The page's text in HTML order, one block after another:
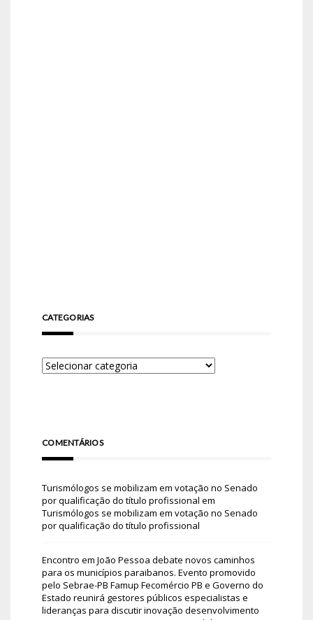
CATEGORIAS
COMENTÁRIOS
Turismólogos se mobilizam em votação no Senado
por qualificação do título profissional em
Turismólogos se mobilizam em votação no Senado
por qualificação do título profissional
Encontro em João Pessoa debate novos caminhos
para os municípios paraibanos. Evento promovido
pelo Sebrae-PB Famup Fecomércio PB e Governo do
Estado reunirá gestores públicos especialistas e
lideranças para discutir inovação desenvolvimento